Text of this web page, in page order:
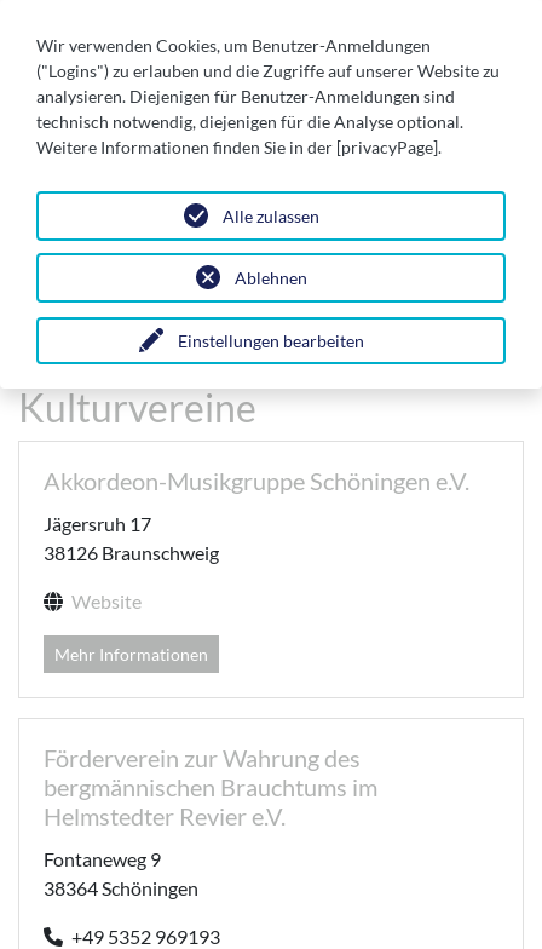
Leben & Wohnen Unsere Vereine in Schöningen
Kulturvereine
Akkordeon-Musikgruppe Schöningen e.V.
Jägersruh 17
38126 Braunschweig
Website
Mehr Informationen
Förderverein zur Wahrung des
bergmännischen Brauchtums im
Helmstedter Revier e.V.
Fontaneweg 9
38364 Schöningen
+49 5352 969193
Wir verwenden Cookies, um Benutzer-Anmeldungen
("Logins") zu erlauben und die Zugriffe auf unserer Website zu
analysieren. Diejenigen für Benutzer-Anmeldungen sind
technisch notwendig, diejenigen für die Analyse optional.
Weitere Informationen finden Sie in der [privacyPage].
Einstellungen bearbeiten
Ablehnen
Alle zulassen